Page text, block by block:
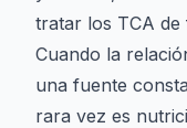
tratar los TCA de
Cuando la
una fuente
rara vez es